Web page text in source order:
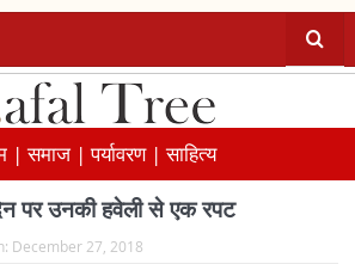
|समाज |पर्यावरण |साहित्य
पर उनकी हवेली से एक रपट
December 27, 2018